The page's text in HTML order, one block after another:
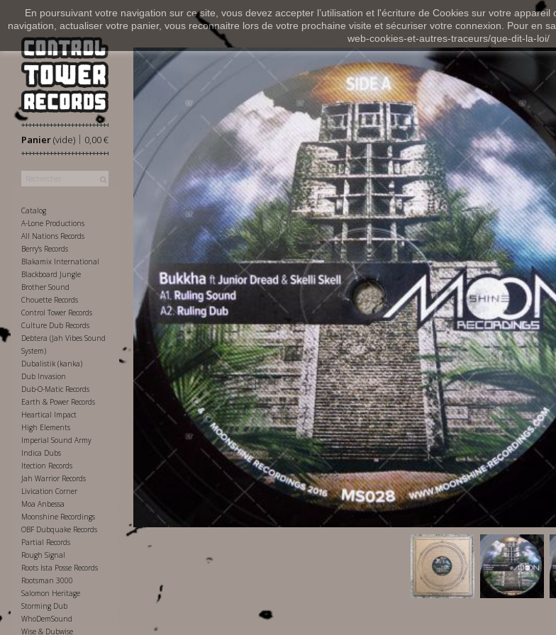
En poursuivant votre navigation sur ce site, vous devez accepter l’utilisation et l'écriture de Cookies sur votre
navigation, actualiser votre panier, vous reconnaitre lors de votre prochaine visite et sécuriser votre connexion. Pour en
web-cookies-et-autres-traceurs/que-dit-la-loi/
Panier 0,00 €
|
(vide)
Catalog
A-Lone Productions
All Nations Records
Berry's Records
Blakamix International
Blackboard Jungle
Brother Sound
Chouette Records
Control Tower Records
Culture Dub Records
Debtera (Jah Vibes Sound
System)
Dubalistik (kanka)
Dub Invasion
Dub-O-Matic Records
Earth & Power Records
Heartical Impact
High Elements
Imperial Sound Army
Indica Dubs
Itection Records
Jah Warrior Records
Livication Corner
Moa Anbessa
Moonshine Recordings
OBF Dubquake Records
Partial Records
Rough Signal
Roots Ista Posse Records
Rootsman 3000
Salomon Heritage
Storming Dub
WhoDemSound
Wise & Dubwise